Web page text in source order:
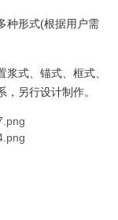
种形式(根据用户需
式、锚式、框式、
另行设计制作。